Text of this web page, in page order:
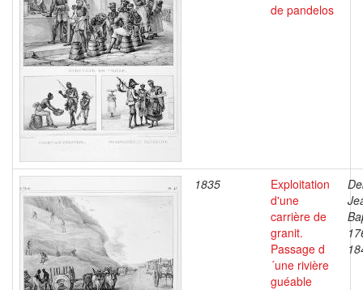
de pandelos
1835
Exploitation
d'une
carrière de
granit.
Passage d
´une rivière
guéable